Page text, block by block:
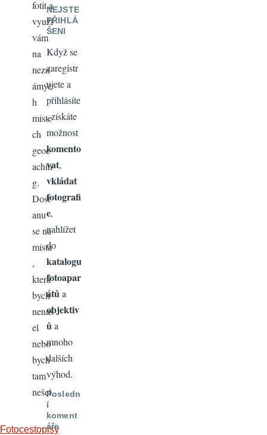
fotit a
využí
vám
na
nezn
ámýc
h
míste
ch
geoc
achin
g.
Dost
anu
se na
místa
,
která
bych
nenaš
el
nebo
bych
tam
nešel.
Fotocestopisy
NEJSTE
PŘIHLÁ
ŠENI
Když se
zaregistr
ujete a
přihlásíte
, získáte
možnost
komento
vat,
vkládat
fotografi
e,
nahlížet
do
katalogu
fotoapar
átů a
objektiv
ů a
mnoho
dalších
výhod.
Posledn
í
koment
áře